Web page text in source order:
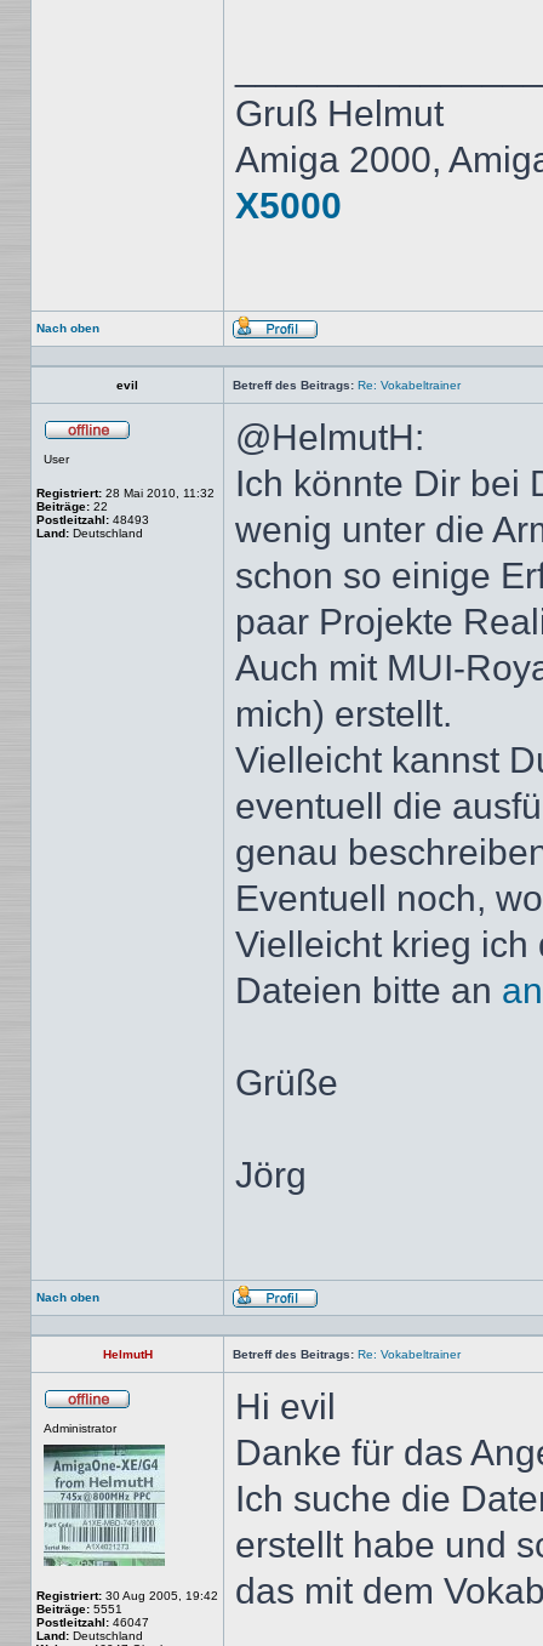
Gruß Helmut
Amiga 2000,
X5000
Nach oben
Profil
evil Betreff des Beitrags: Re: Vokabeltrainer
User
Registriert: 28 Mai 2010, 11:32
Beiträge: 22
Postleitzahl: 48493
Land: Deutschland
@HelmutH:
Ich könnte Dir bei
wenig unter die
schon so einige
paar Projekte
Auch mit MUI-
mich) erstellt.
Vielleicht kannst
eventuell die
genau
Eventuell noch,
Vielleicht krieg ich
Dateien bitte an
Grüße
Jörg
Nach oben
Profil
HelmutH Betreff des Beitrags: Re: Vokabeltrainer
Administrator
Registriert: 30 Aug 2005, 19:42
Beiträge: 5551
Postleitzahl: 46047
Land: Deutschland
Hi evil
Danke für das
Ich suche die
erstellt habe und
das mit dem